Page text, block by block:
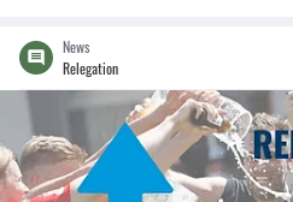
News
Relegation